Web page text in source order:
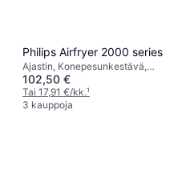
Philips Airfryer 2000 series
Ajastin, Konepesunkestävä,
Näyttöikkuna, Irrotettava Kulho,
1700 watti, Kapasiteetti: 0.8 kg
102,50 €
Tai 17,91 €/kk.¹
3 kauppoja